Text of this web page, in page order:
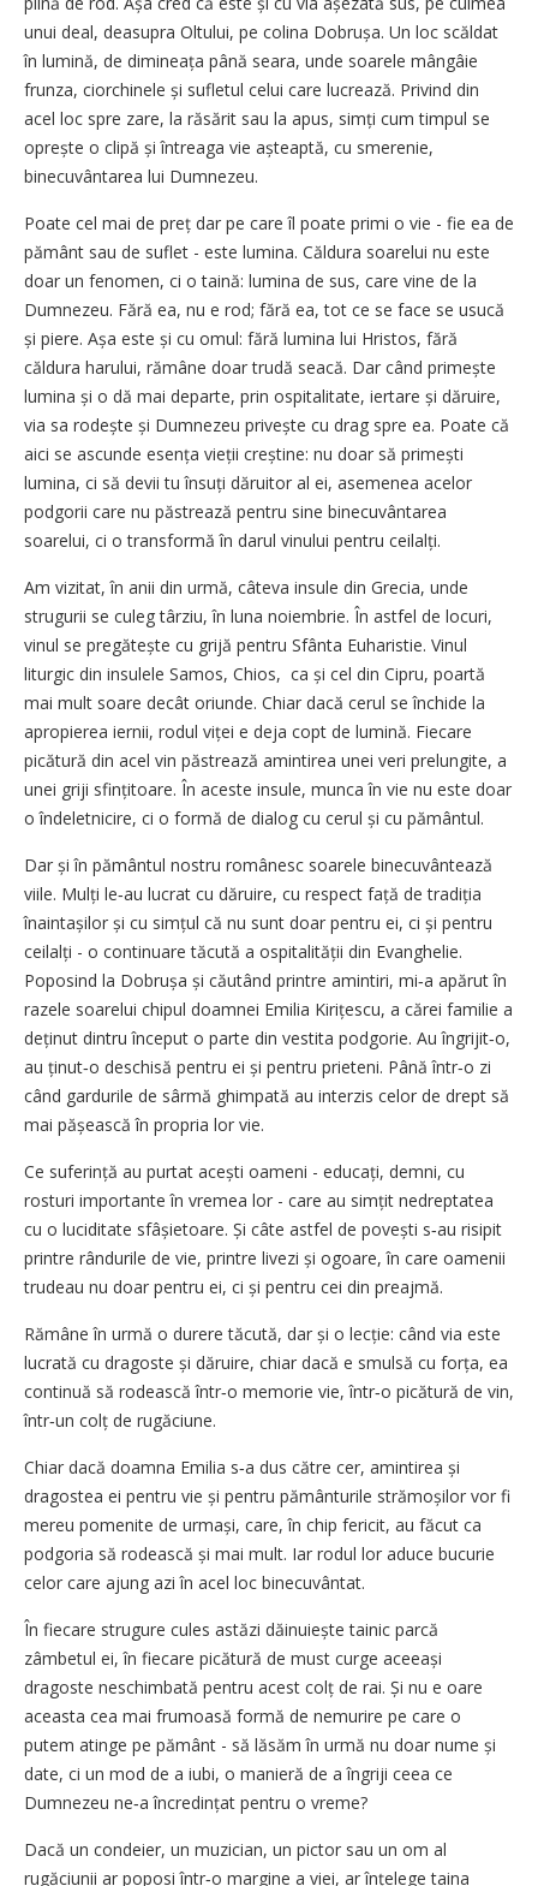
unui deal, deasupra Oltului, pe colina Dobrușa. Un loc scăldat
în lumină, de dimineața până seara, unde soarele mângâie
frunza, ciorchinele și sufletul celui care lucrează. Privind din
acel loc spre zare, la răsărit sau la apus, simți cum timpul se
oprește o clipă și întreaga vie așteaptă, cu smerenie,
binecuvântarea lui Dumnezeu.
Poate cel mai de preț dar pe care îl poate primi o vie - fie ea de
pământ sau de suflet - este lumina. Căldura soarelui nu este
doar un fenomen, ci o taină: lumina de sus, care vine de la
Dumnezeu. Fără ea, nu e rod; fără ea, tot ce se face se usucă
și piere. Așa este și cu omul: fără lumina lui Hristos, fără
căldura harului, rămâne doar trudă seacă. Dar când primește
lumina și o dă mai departe, prin ospitalitate, iertare și dăruire,
via sa rodește și Dumnezeu privește cu drag spre ea. Poate că
aici se ascunde esența vieții creștine: nu doar să primești
lumina, ci să devii tu însuți dăruitor al ei, asemenea acelor
podgorii care nu păstrează pentru sine binecuvântarea
soarelui, ci o transformă în darul vinului pentru ceilalți.
Am vizitat, în anii din urmă, câteva insule din Grecia, unde
strugurii se culeg târziu, în luna noiembrie. În astfel de locuri,
vinul se pregătește cu grijă pentru Sfânta Euharistie. Vinul
liturgic din insulele Samos, Chios, ca și cel din Cipru, poartă
mai mult soare decât oriunde. Chiar dacă cerul se închide la
apropierea iernii, rodul viței e deja copt de lumină. Fiecare
picătură din acel vin păstrează amintirea unei veri prelungite, a
unei griji sfințitoare. În aceste insule, munca în vie nu este doar
o îndeletnicire, ci o formă de dialog cu cerul și cu pământul.
Dar și în pământul nostru românesc soarele binecuvântează
viile. Mulți le‑au lucrat cu dăruire, cu respect față de tradiția
înaintașilor și cu simțul că nu sunt doar pentru ei, ci și pentru
ceilalți - o continuare tăcută a ospitalității din Evanghelie.
Poposind la Dobrușa și căutând printre amintiri, mi‑a apărut în
razele soarelui chipul doamnei Emilia Kirițescu, a cărei familie a
deținut dintru început o parte din vestita podgorie. Au îngrijit‑o,
au ținut‑o deschisă pentru ei și pentru prieteni. Până într‑o zi
când gardurile de sârmă ghimpată au interzis celor de drept să
mai pășească în propria lor vie.
Ce suferință au purtat acești oameni - educați, demni, cu
rosturi importante în vremea lor - care au simțit nedreptatea
cu o luciditate sfâșietoare. Și câte astfel de povești s‑au risipit
printre rândurile de vie, printre livezi și ogoare, în care oamenii
trudeau nu doar pentru ei, ci și pentru cei din preajmă.
Rămâne în urmă o durere tăcută, dar și o lecție: când via este
lucrată cu dragoste și dăruire, chiar dacă e smulsă cu forța, ea
continuă să rodească într‑o memorie vie, într‑o picătură de vin,
într‑un colț de rugăciune.
Chiar dacă doamna Emilia s‑a dus către cer, amintirea și
dragostea ei pentru vie și pentru pământurile strămoșilor vor fi
mereu pomenite de urmași, care, în chip fericit, au făcut ca
podgoria să rodească și mai mult. Iar rodul lor aduce bucurie
celor care ajung azi în acel loc binecuvântat.
În fiecare strugure cules astăzi dăinuiește tainic parcă
zâmbetul ei, în fiecare picătură de must curge aceeași
dragoste neschimbată pentru acest colț de rai. Și nu e oare
aceasta cea mai frumoasă formă de nemurire pe care o
putem atinge pe pământ - să lăsăm în urmă nu doar nume și
date, ci un mod de a iubi, o manieră de a îngriji ceea ce
Dumnezeu ne‑a încredințat pentru o vreme?
Dacă un condeier, un muzician, un pictor sau un om al
rugăciunii ar poposi într‑o margine a viei, ar înțelege taina